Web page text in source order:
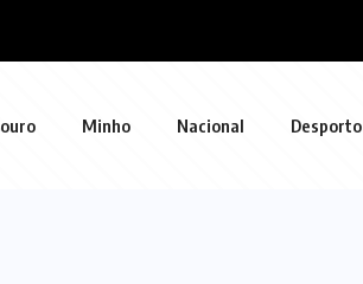
Minho Nacional Desporto